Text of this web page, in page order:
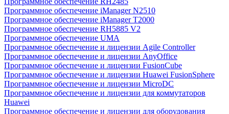
Программное обеспечение iManager N2510
Программное обеспечение iManager T2000
Программное обеспечение RH5885 V2
Программное обеспечение UMA
Программное обеспечение и лицензии Agile Controller
Программное обеспечение и лицензии AnyOffice
Программное обеспечение и лицензии FusionCube
Программное обеспечение и лицензии Huawei FusionSphere
Программное обеспечение и лицензии MicroDC
Программное обеспечение и лицензии для коммутаторов
Huawei
Программное обеспечение и лицензии для оборудования